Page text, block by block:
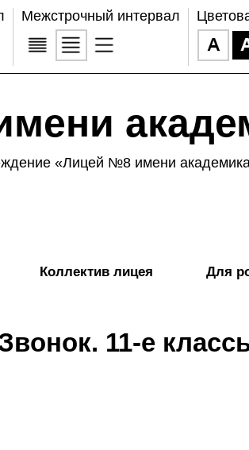
Межстрочный интервал
«Лицей №8 имени
11-е
Коллектив лицея Для